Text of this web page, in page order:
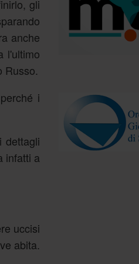
gli
anche
l'ultimo
Russo.
i
dettagli
infatti a
uccisi
abita.